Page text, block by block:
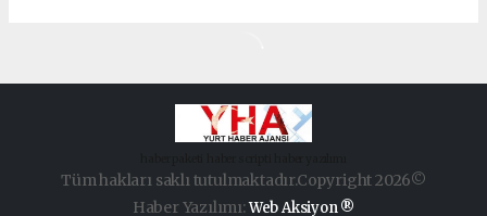
Tüm hakları saklı tutulmaktadır.Copyright 2026©
Haber Yazılımı:Web Aksiyon ®